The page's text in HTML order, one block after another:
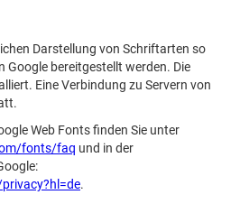
Darstellung von Schriftarten so
Google bereitgestellt werden. Die
Eine Verbindung zu Servern von
Web Fonts finden Sie unter
fonts/faq und in der
.